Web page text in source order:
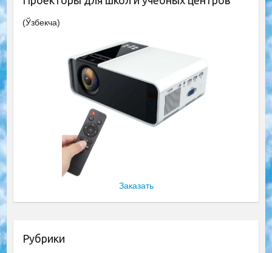
(Ўзбекча)
Заказать
Рубрики